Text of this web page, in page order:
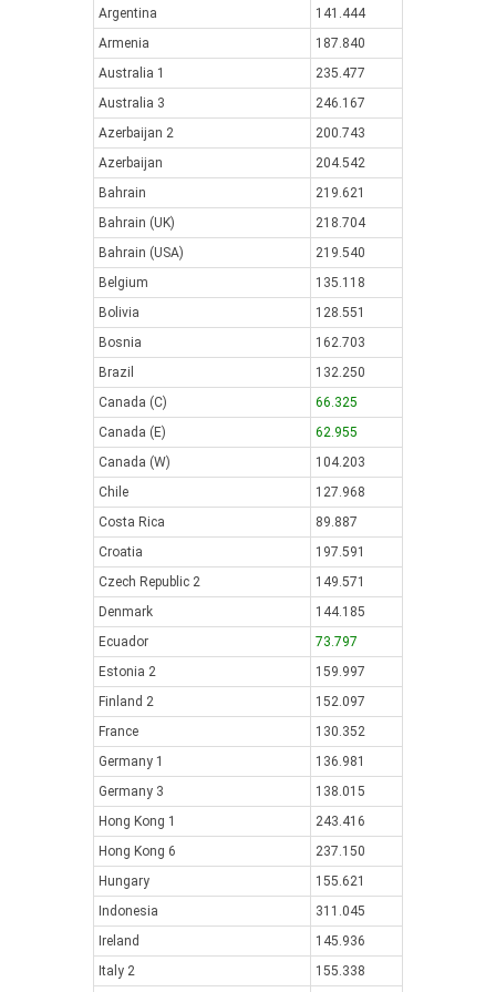
Argentina
141.444
Armenia
187.840
Australia 1
235.477
Australia 3
246.167
Azerbaijan 2
200.743
Azerbaijan
204.542
Bahrain
219.621
Bahrain (UK)
218.704
Bahrain (USA)
219.540
Belgium
135.118
Bolivia
128.551
Bosnia
162.703
Brazil
132.250
Canada (C)
66.325
Canada (E)
62.955
Canada (W)
104.203
Chile
127.968
Costa Rica
89.887
Croatia
197.591
Czech Republic 2
149.571
Denmark
144.185
Ecuador
73.797
Estonia 2
159.997
Finland 2
152.097
France
130.352
Germany 1
136.981
Germany 3
138.015
Hong Kong 1
243.416
Hong Kong 6
237.150
Hungary
155.621
Indonesia
311.045
Ireland
145.936
Italy 2
155.338